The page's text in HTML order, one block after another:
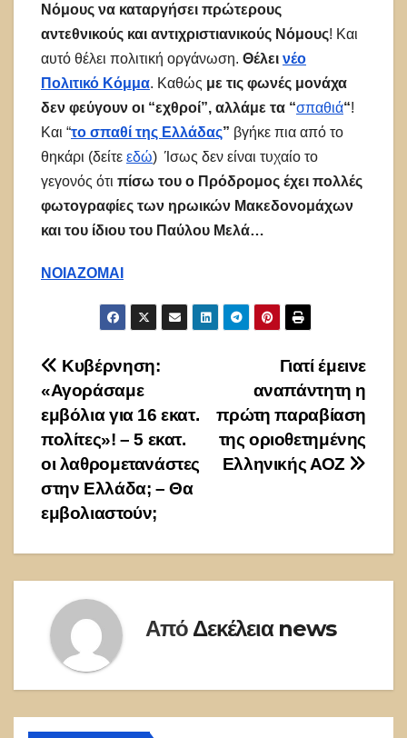
Νόμους να καταργήσει πρώτερους
αντεθνικούς και αντιχριστιανικούς Νόμους! Και
αυτό θέλει πολιτική οργάνωση. Θέλει νέο
Πολιτικό Κόμμα. Καθώς με τις φωνές μονάχα
δεν φεύγουν οι “εχθροί”, αλλάμε τα “σπαθιά“!
Και “το σπαθί της Ελλάδας” βγήκε πια από το
θηκάρι (δείτε εδώ) Ίσως δεν είναι τυχαίο το
γεγονός ότι πίσω του ο Πρόδρομος έχει πολλές
φωτογραφίες των ηρωικών Μακεδονομάχων
και του ίδιου του Παύλου Μελά…
ΝΟΙΑΖΟΜΑΙ
Πλοήγηση
άρθρων
Γιατί έμεινε
αναπάντητη η
πρώτη παραβίαση
της οριοθετημένης
Ελληνικής ΑΟΖ
Κυβέρνηση:
«Αγοράσαμε
εμβόλια για 16 εκατ.
πολίτες»! – 5 εκατ.
οι λαθρομετανάστες
στην Ελλάδα; – Θα
εμβολιαστούν;
Από Δεκέλεια news